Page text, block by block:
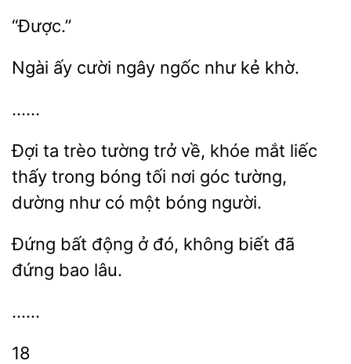
“Được.”
ấy ngây ngốc như kẻ
……
Đợi ta trèo tường
về, khóe mắt liếc
thấy trong bóng
nơi góc tường,
dường như có một
người.
Đứng bất động ở
biết
đứng bao lâu.
……
18